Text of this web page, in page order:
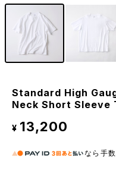
Standard High
Neck Short Sleeve
¥ 13,200
なら 手